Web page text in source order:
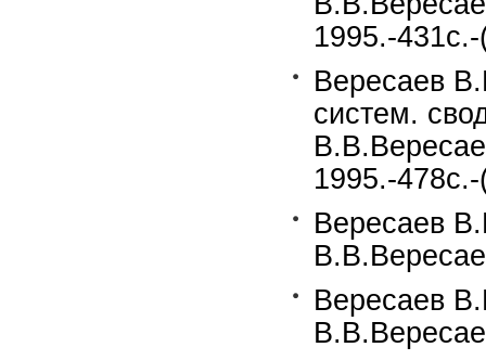
1995.-
Вересаев
систем.
1995.-
Вересаев
Вересаев